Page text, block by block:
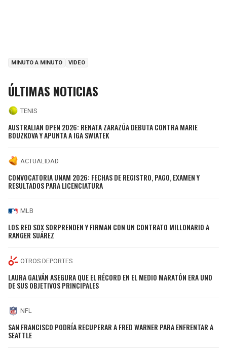
MINUTO A MINUTO VIDEO
ÚLTIMAS NOTICIAS
TENIS
AUSTRALIAN OPEN 2026: RENATA ZARAZÚA DEBUTA CONTRA MARIE
BOUZKOVA Y APUNTA A IGA SWIATEK
ACTUALIDAD
CONVOCATORIA UNAM 2026: FECHAS DE REGISTRO, PAGO, EXAMEN Y
RESULTADOS PARA LICENCIATURA
MLB
LOS RED SOX SORPRENDEN Y FIRMAN CON UN CONTRATO MILLONARIO A
RANGER SUÁREZ
OTROS DEPORTES
LAURA GALVÁN ASEGURA QUE EL RÉCORD EN EL MEDIO MARATÓN ERA UNO
DE SUS OBJETIVOS PRINCIPALES
NFL
SAN FRANCISCO PODRÍA RECUPERAR A FRED WARNER PARA ENFRENTAR A
SEATTLE